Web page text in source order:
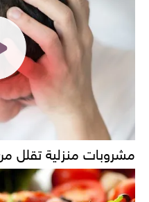
مشروبات منزلية تقلل